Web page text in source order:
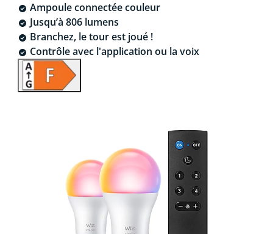
Ampoule connectée couleur
Jusqu’à 806 lumens
Branchez, le tour est joué !
Contrôle avec l'application ou la voix